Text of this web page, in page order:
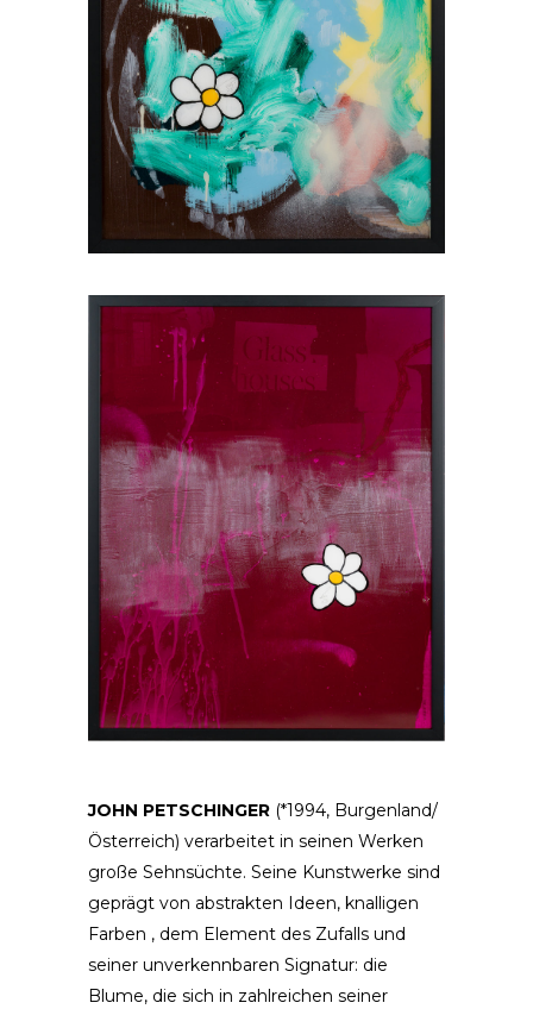
JOHN PETSCHINGER (*1994, Burgenland/
Österreich) verarbeitet in seinen Werken
große Sehnsüchte. Seine Kunstwerke sind
geprägt von abstrakten Ideen, knalligen
Farben , dem Element des Zufalls und
seiner unverkennbaren Signatur: die
Blume, die sich in zahlreichen seiner